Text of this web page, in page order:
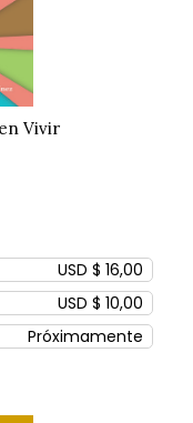
Vivir
USD $ 16,00
USD $ 10,00
Próximamente